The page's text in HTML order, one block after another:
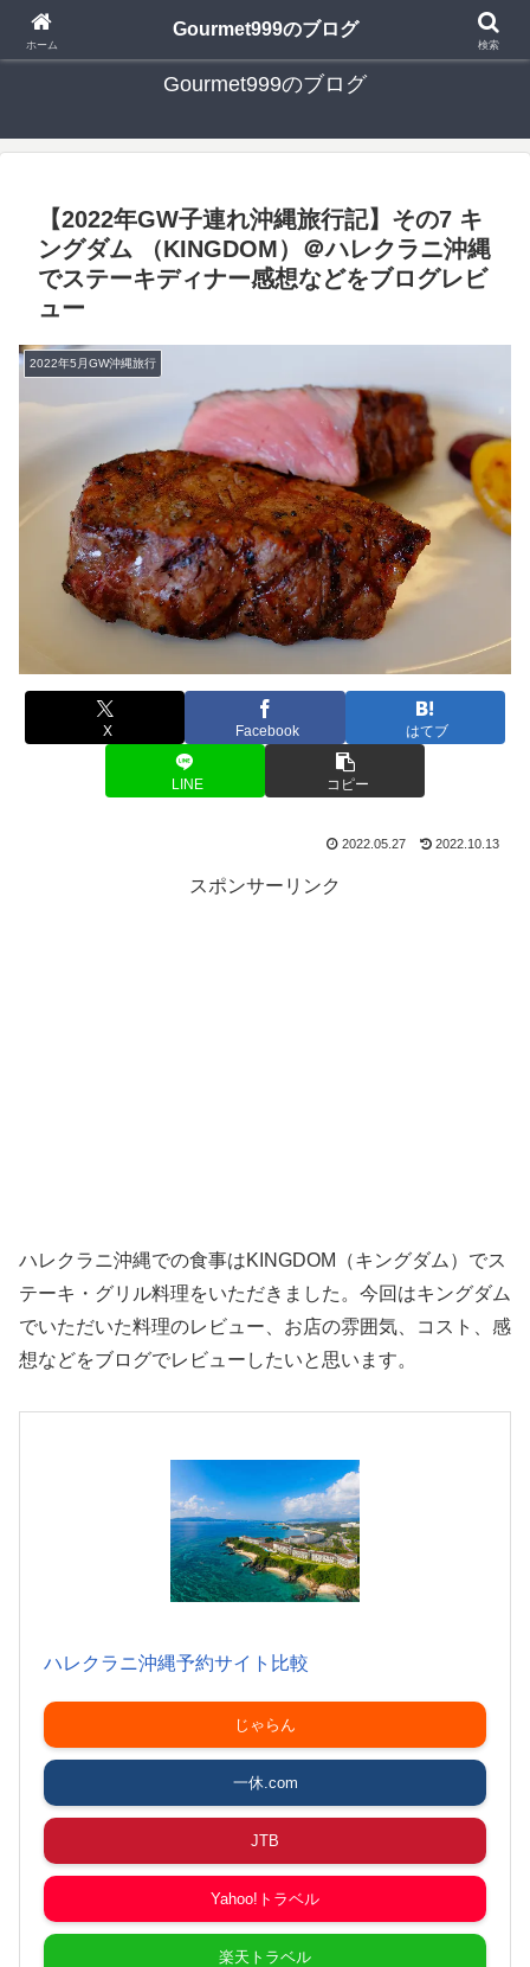
日々の食べ歩き・たまに行く旅行・子供とのお出かけを書いたブログです
Gourmet999のブログ
【2022年GW子連れ沖縄旅行記】その7 キ
ングダム （KINGDOM）＠ハレクラニ沖縄
でステーキディナー感想などをブログレビ
ュー
2022年5月GW沖縄旅行
X Facebook はてブ
LINE コピー
2022.05.27 2022.10.13
スポンサーリンク
ハレクラニ沖縄での食事はKINGDOM（キングダム）でス
テーキ・グリル料理をいただきました。今回はキングダム
でいただいた料理のレビュー、お店の雰囲気、コスト、感
想などをブログでレビューしたいと思います。
ハレクラニ沖縄予約サイト比較
じゃらん
一休.com
JTB
Yahoo!トラベル
楽天トラベル
ホーム
Gourmet999のブログ
検索